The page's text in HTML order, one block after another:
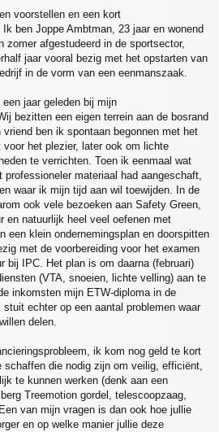
voorstellen en een kort
ben Joppe Ambtman, 23 jaar en wonend
zomer afgestudeerd in de sportsector,
jaar vooral bezig met het opstarten van
in de vorm van een eenmanszaak.
jaar geleden bij mijn
bezitten een eigen terrein aan de bosrand
ben ik spontaan begonnen met het
het plezier, later ook om lichte
te verrichten. Toen ik eenmaal wat
materiaal had aangeschaft,
waar ik mijn tijd aan wil toewijden. In de
ook vele bezoeken aan Safety Green,
en natuurlijk heel veel oefenen met
een klein ondernemingsplan en doorspitten
met de voorbereiding voor het examen
bij IPC. Het plan is om daarna (februari)
(VTA, snoeien, lichte velling) aan te
inkomsten mijn ETW-diploma in de
echter op een aantal problemen waar
delen.
ik kom nog geld te kort
schaffen die nodig zijn om veilig, efficiënt,
te kunnen werken (denk aan een
Treemotion gordel, telescoopzaag,
van mijn vragen is dan ook hoe jullie
en op welke manier jullie deze